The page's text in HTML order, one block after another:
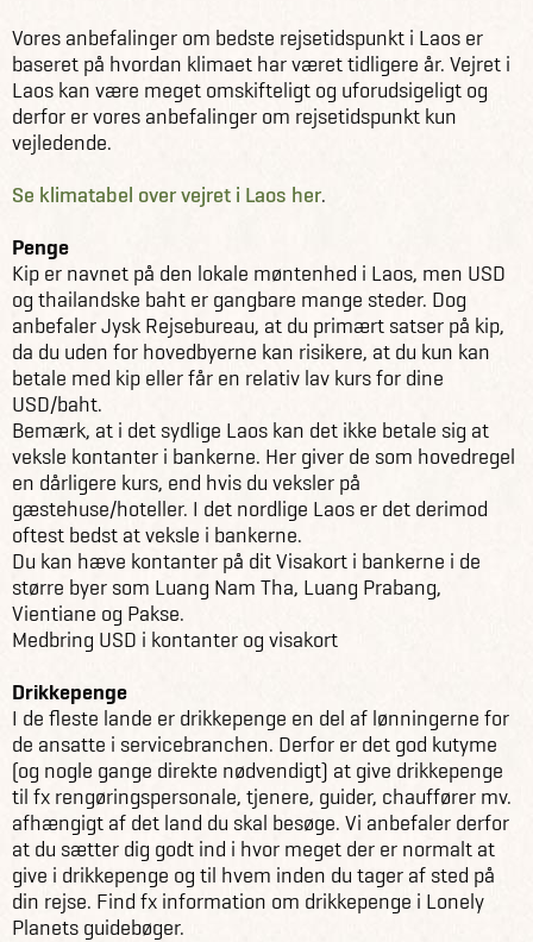
Vores anbefalinger om bedste rejsetidspunkt i Laos er
baseret på hvordan klimaet har været tidligere år. Vejret i
Laos kan være meget omskifteligt og uforudsigeligt og
derfor er vores anbefalinger om rejsetidspunkt kun
vejledende.
Se klimatabel over vejret i Laos her.
Penge
Kip er navnet på den lokale møntenhed i Laos, men USD
og thailandske baht er gangbare mange steder. Dog
anbefaler Jysk Rejsebureau, at du primært satser på kip,
da du uden for hovedbyerne kan risikere, at du kun kan
betale med kip eller får en relativ lav kurs for dine
USD/baht.
Bemærk, at i det sydlige Laos kan det ikke betale sig at
veksle kontanter i bankerne. Her giver de som hovedregel
en dårligere kurs, end hvis du veksler på
gæstehuse/hoteller. I det nordlige Laos er det derimod
oftest bedst at veksle i bankerne.
Du kan hæve kontanter på dit Visakort i bankerne i de
større byer som Luang Nam Tha, Luang Prabang,
Vientiane og Pakse.
Medbring USD i kontanter og visakort
Drikkepenge
I de fleste lande er drikkepenge en del af lønningerne for
de ansatte i servicebranchen. Derfor er det god kutyme
(og nogle gange direkte nødvendigt) at give drikkepenge
til fx rengøringspersonale, tjenere, guider, chauffører mv.
afhængigt af det land du skal besøge. Vi anbefaler derfor
at du sætter dig godt ind i hvor meget der er normalt at
give i drikkepenge og til hvem inden du tager af sted på
din rejse. Find fx information om drikkepenge i Lonely
Planets guidebøger.